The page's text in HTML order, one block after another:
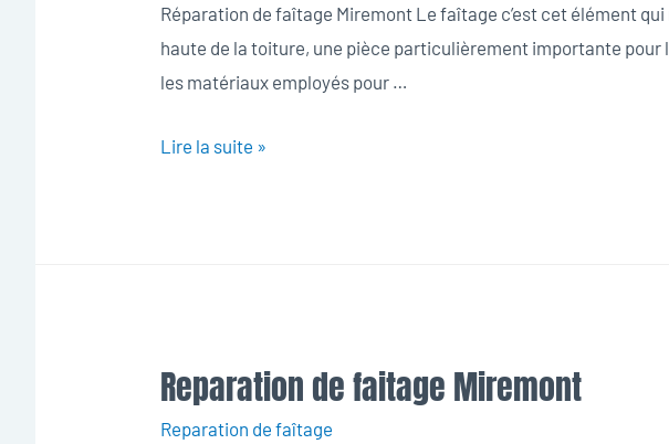
Réparation de faîtage Miremont Le faîtage c’est cet élément
haute de la toiture, une pièce particulièrement importante pour
les matériaux employés pour …
Reparation
Lire la suite »
Reparation de faitage Miremont
Reparation de faîtage